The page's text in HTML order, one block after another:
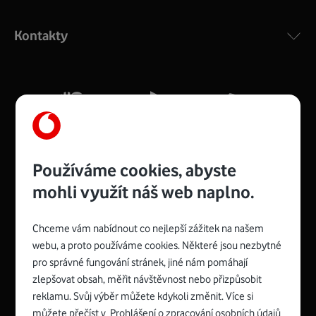
silný signál pro celou domácnost. Kompaktní rozměry 21
Více o COMPAL CH7465VF
Zyxel VMG8623-T50B:
Rozměry modemu jsou 16 x 22 x 7,5 cm (včetně stojánku)
a nabízí 4 gigabitové LAN porty a bezdrátové připojení Wi-
Spojte se s Vodafonem
Kontakty
Používáme cookies, abyste
mohli využít náš web naplno.
Chceme vám nabídnout co nejlepší zážitek na našem
webu, a proto používáme cookies. Některé jsou nezbytné
pro správné fungování stránek, jiné nám pomáhají
zlepšovat obsah, měřit návštěvnost nebo přizpůsobit
reklamu. Svůj výběr můžete kdykoli změnit. Více si
můžete přečíst v Prohlášení o zpracování osobních údajů